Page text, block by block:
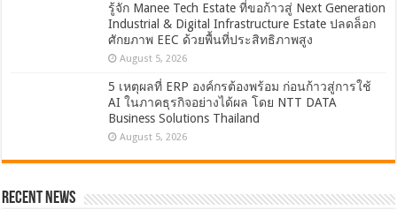
รู้จัก Manee Tech Estate ที่ขอก้าวสู่ Next Generation
Industrial & Digital Infrastructure Estate ปลดล็อก
ศักยภาพ EEC ด้วยพื้นที่ประสิทธิภาพสูง
August 5, 2026
5 เหตุผลที่ ERP องค์กรต้องพร้อม ก่อนก้าวสู่การใช้
AI ในภาคธุรกิจอย่างได้ผล โดย NTT DATA
Business Solutions Thailand
August 5, 2026
Recent News